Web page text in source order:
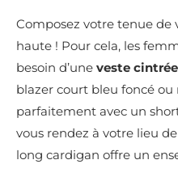
Composez votre tenue de
haute ! Pour cela, les
besoin d’une veste cintrée
blazer court bleu foncé ou
parfaitement avec un
vous rendez à votre lieu
long cardigan offre un